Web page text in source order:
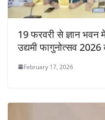
19 फरवरी से ज्ञान भवन में
उद्यमी फागुनोत्सव
February 17, 2026